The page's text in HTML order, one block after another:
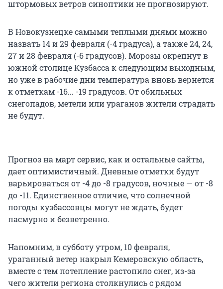
штормовых ветров синоптики не прогнозируют.
В Новокузнецке самыми теплыми днями можно
назвать 14 и 29 февраля (-4 градуса), а также 24, 24,
27 и 28 февраля (-6 градусов). Морозы окрепнут в
южной столице Кузбасса к следующим выходным,
но уже в рабочие дни температура вновь вернется
к отметкам -16... -19 градусов. От обильных
снегопадов, метели или ураганов жители страдать
не будут.
Прогноз на март сервис, как и остальные сайты,
дает оптимистичный. Дневные отметки будут
варьироваться от -4 до -8 градусов, ночные — от -8
до -11. Единственное отличие, что солнечной
погоды кузбассовцы могут не ждать, будет
пасмурно и безветренно.
Напомним, в субботу утром, 10 февраля,
ураганный ветер накрыл Кемеровскую область,
вместе с тем потепление растопило снег, из-за
чего жители региона столкнулись с рядом